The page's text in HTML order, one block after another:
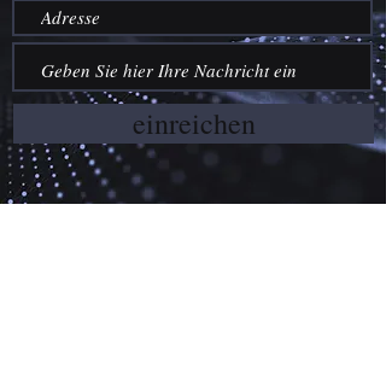
einreichen